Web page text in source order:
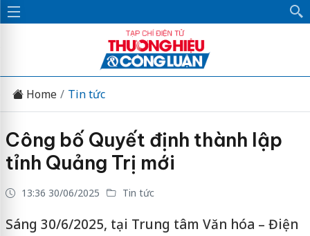
Home Tin tức
Công bố Quyết định thành lập
tỉnh Quảng Trị mới
13:36 30/06/2025 Tin tức
Sáng 30/6/2025, tại Trung tâm Văn hóa – Điện